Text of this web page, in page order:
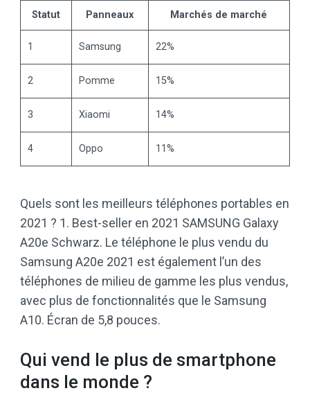
Statut Panneaux Marchés de marché
1 Samsung 22%
2 Pomme 15%
3 Xiaomi 14%
4 Oppo 11%
Quels sont les meilleurs téléphones portables en
2021 ? 1. Best-seller en 2021 SAMSUNG Galaxy
A20e Schwarz. Le téléphone le plus vendu du
Samsung A20e 2021 est également l’un des
téléphones de milieu de gamme les plus vendus,
avec plus de fonctionnalités que le Samsung
A10. Écran de 5,8 pouces.
Qui vend le plus de smartphone
dans le monde ?